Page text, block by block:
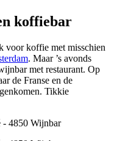
koffiebar
voor koffie met misschien
. Maar ’s avonds
met restaurant. Op
de Franse en de
Tikkie